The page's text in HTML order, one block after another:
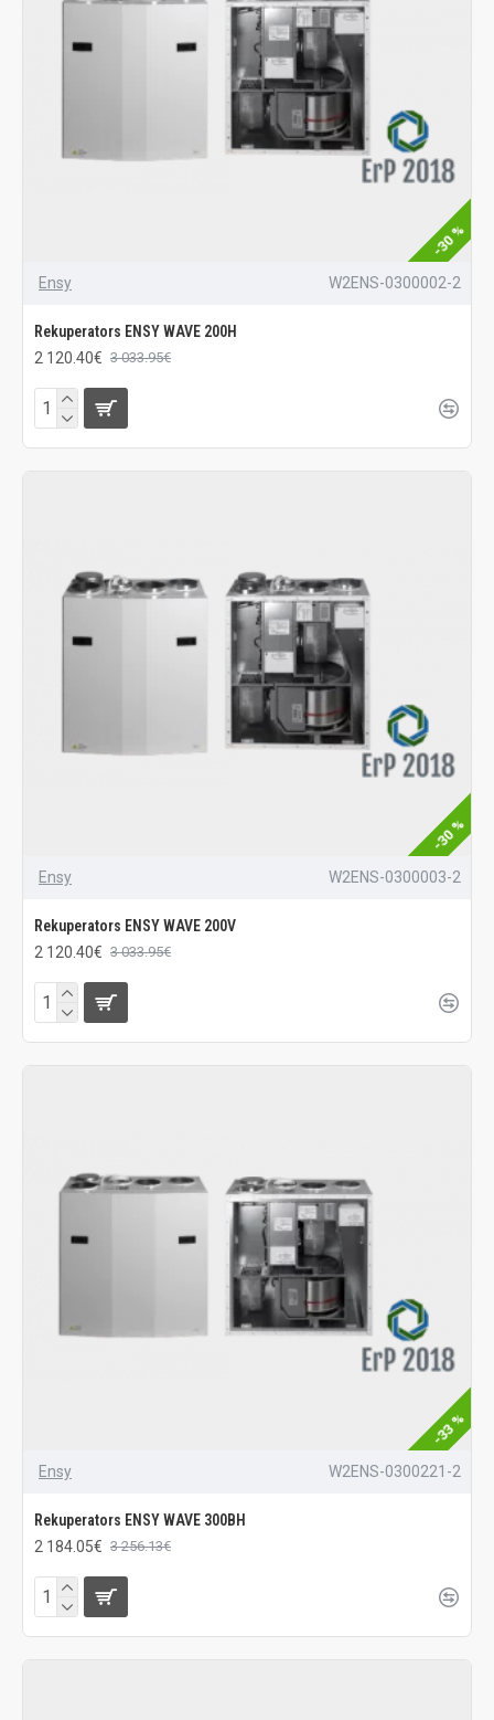
-30 %
Ensy W2ENS-0300002-2
Rekuperators ENSY WAVE 200H
2 120.40€ 3 033.95€
-30 %
Ensy W2ENS-0300003-2
Rekuperators ENSY WAVE 200V
2 120.40€ 3 033.95€
-33 %
Ensy W2ENS-0300221-2
Rekuperators ENSY WAVE 300BH
2 184.05€ 3 256.13€